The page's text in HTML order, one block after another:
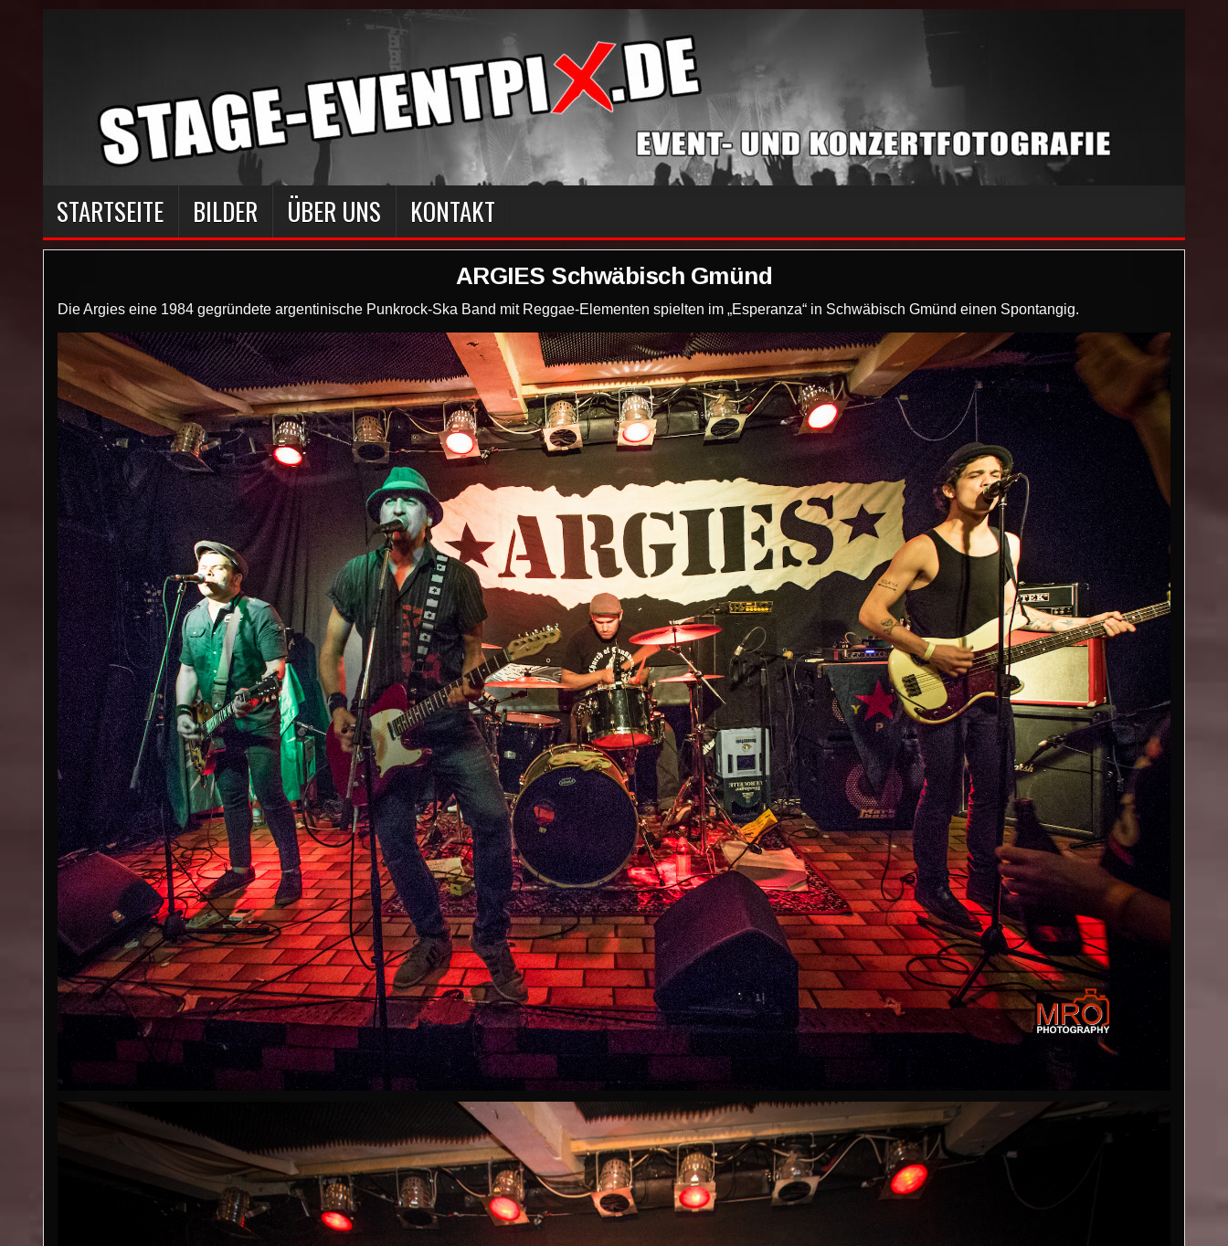
STARTSEITE BILDER ÜBER UNS KONTAKT
ARGIES Schwäbisch Gmünd
Die Argies eine 1984 gegründete argentinische Punkrock-Ska Band mit Reggae-Elementen spielten im „Esperanza“ in Schwäbisch Gmünd einen Spontangig.